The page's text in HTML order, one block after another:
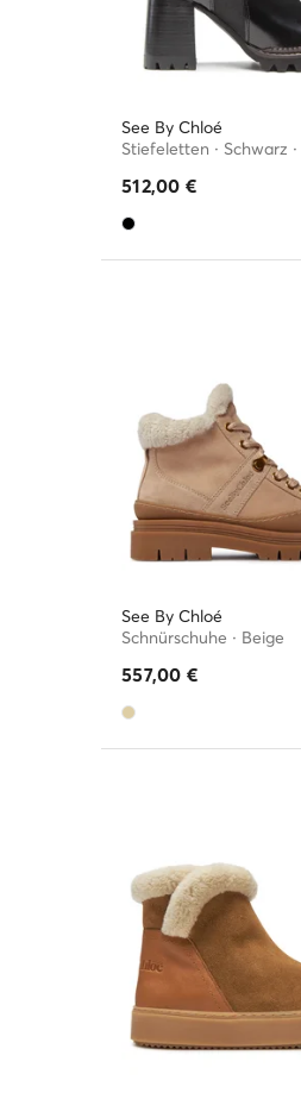
See By Chloé
Stiefeletten · Schwarz
512,00 €
See By Chloé
Schnürschuhe · Beige
557,00 €